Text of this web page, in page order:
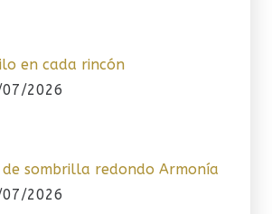
en cada rincón
2026
de sombrilla redondo Armonía
2026